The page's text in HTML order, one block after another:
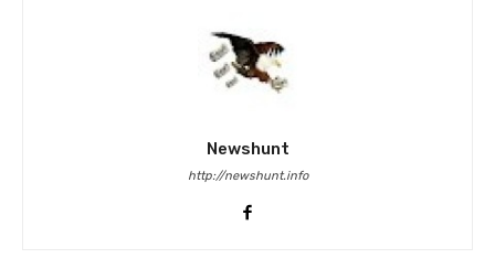
Newshunt
http://newshunt.info